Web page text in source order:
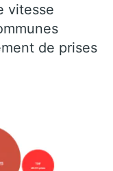
vitesse
de prises